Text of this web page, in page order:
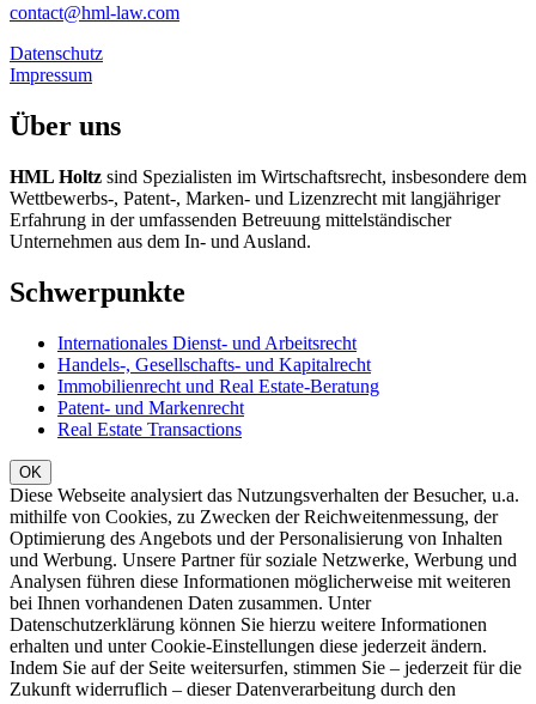
contact@hml-law.com
Datenschutz
Impressum
Über uns
HML Holtz sind Spezialisten im Wirtschaftsrecht, insbesondere dem
Wettbewerbs-, Patent-, Marken- und Lizenzrecht mit langjähriger
Erfahrung in der umfassenden Betreuung mittelständischer
Unternehmen aus dem In- und Ausland.
Schwerpunkte
Internationales Dienst- und Arbeitsrecht
Handels-, Gesellschafts- und Kapitalrecht
Immobilienrecht und Real Estate-Beratung
Patent- und Markenrecht
Real Estate Transactions
Diese Webseite analysiert das Nutzungsverhalten der Besucher, u.a.
mithilfe von Cookies, zu Zwecken der Reichweitenmessung, der
Optimierung des Angebots und der Personalisierung von Inhalten
und Werbung. Unsere Partner für soziale Netzwerke, Werbung und
Analysen führen diese Informationen möglicherweise mit weiteren
bei Ihnen vorhandenen Daten zusammen. Unter
Datenschutzerklärung können Sie hierzu weitere Informationen
erhalten und unter Cookie-Einstellungen diese jederzeit ändern.
Indem Sie auf der Seite weitersurfen, stimmen Sie – jederzeit für die
Zukunft widerruflich – dieser Datenverarbeitung durch den